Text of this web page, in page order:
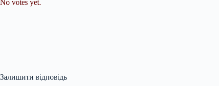
No votes yet.
Залишити відповідь